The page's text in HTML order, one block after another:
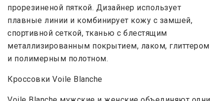
прорезиненой пяткой. Дизайнер использует
плавные линии и комбинирует кожу с замшей,
спортивной сеткой, тканью с блестящим
металлизированным покрытием, лаком, глиттером
и полимерным полотном.
Кроссовки Voile Blanche